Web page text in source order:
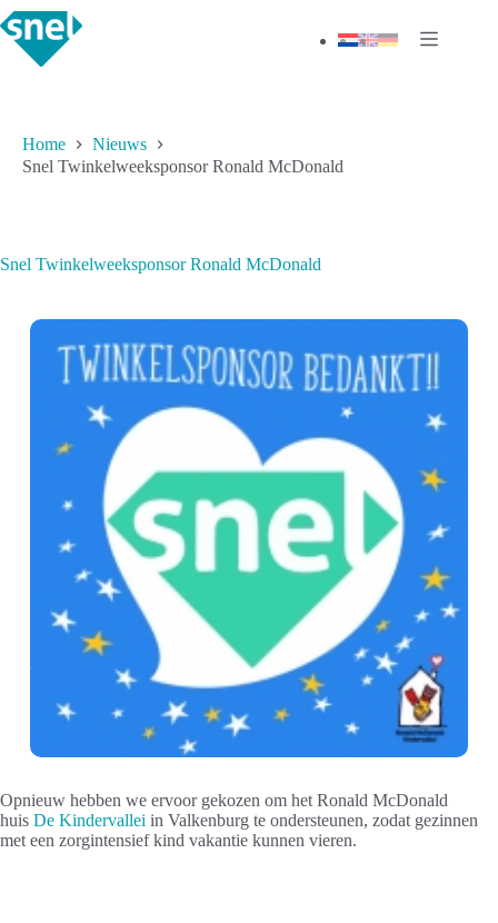
Ga
naar
de
inhoud
Home
Nieuws
Snel Twinkelweeksponsor Ronald McDonald
Snel Twinkelweeksponsor Ronald McDonald
Opnieuw hebben we ervoor gekozen om het Ronald McDonald
huis De Kindervallei in Valkenburg te ondersteunen, zodat gezinnen
met een zorgintensief kind vakantie kunnen vieren.